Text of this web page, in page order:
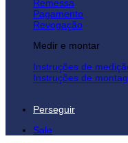
Remessa
Pagamento
Revogação
Medir e montar
Instruções de
Instruções de
Perseguir
Sale